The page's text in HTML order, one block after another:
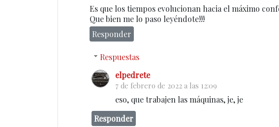
Es que los tiempos evolucionan hacia el máximo
Que bien me lo paso leyéndote!!!
Responder
Respuestas
elpedrete
7 de febrero de 2022 a las 12:09
eso, que trabajen las máquinas, je, je
Responder